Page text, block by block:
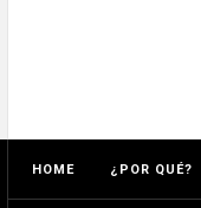
HOME ¿POR QUÉ?